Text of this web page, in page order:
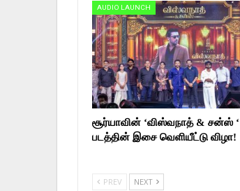
AUDIO LAUNCH
சூர்யாவின் ‘விஸ்வநாத் & சன்ஸ் ‘
படத்தின் இசை வெளியீட்டு விழா!
PREV NEXT